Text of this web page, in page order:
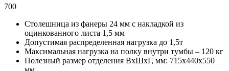
700
Столешница из фанеры 24 мм с накладкой из
оцинкованного листа 1,5 мм
Допустимая распределенная нагрузка до 1,5т
Максимальная нагрузка на полку внутри тумбы – 120 кг
Полезный размер отделения ВхШхГ, мм: 715х440х550